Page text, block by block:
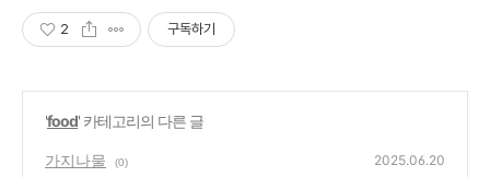
2 구독하기
'food' 카테고리의 다른 글
가지나물 (0) 2025.06.20